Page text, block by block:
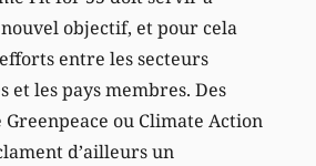
objectif, et pour cela
entre les secteurs
et les pays membres. Des
Greenpeace ou Climate Action
d’ailleurs un